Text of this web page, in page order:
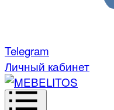
Telegram
Личный кабинет